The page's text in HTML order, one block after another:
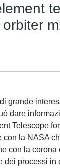
grande
dare
Telescope
la NASA
con la
processi